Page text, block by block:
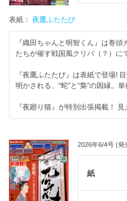
表紙： 夜鷹ふたたび
『織田ちゃんと明智くん』は巻
たちが催す戦国風クリパ（？）に
『夜鷹ふたたび』は表紙で登場!
明かされる、“蛇”と“梟”の因縁。
『夜廻り猫』が特別出張掲載！
2026年6/4号 (発
紙